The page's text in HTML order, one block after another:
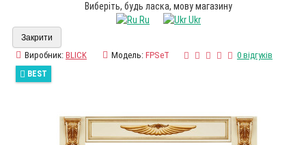
Виберіть, будь ласка, мову магазину
Ru
Ukr
Закрити
Виробник: BLICK Модель: FPSeT 0 відгуків
BEST